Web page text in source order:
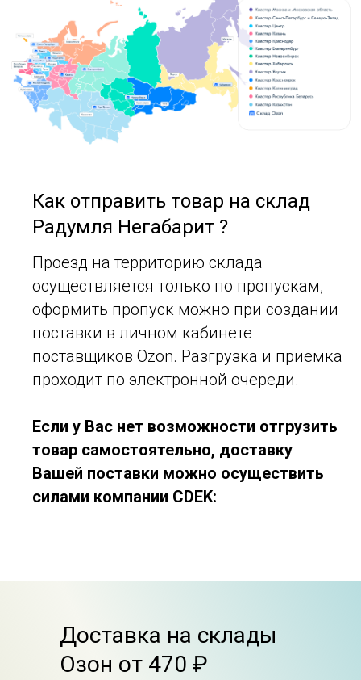
Как отправить товар на склад
Радумля Негабарит ?
Проезд на территорию склада
осуществляется только по пропускам,
оформить пропуск можно при создании
поставки в личном кабинете
поставщиков Ozon. Разгрузка и приемка
проходит по электронной очереди.
Если у Вас нет возможности отгрузить
товар самостоятельно, доставку
Вашей поставки можно осуществить
силами компании CDEK:
Доставка на склады
Озон от 470 ₽